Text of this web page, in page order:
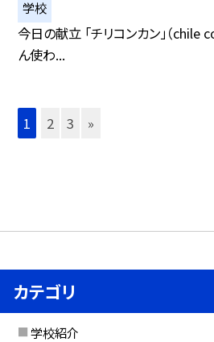
学校
今日の献立 「チリコンカン」（chile
ん使わ...
1 2 3 »
カテゴリ
学校紹介